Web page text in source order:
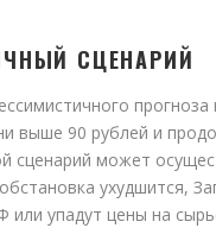
СЦЕНАРИЙ
прогноза
выше 90 рублей и
сценарий может
ухудшится,
или упадут цены на